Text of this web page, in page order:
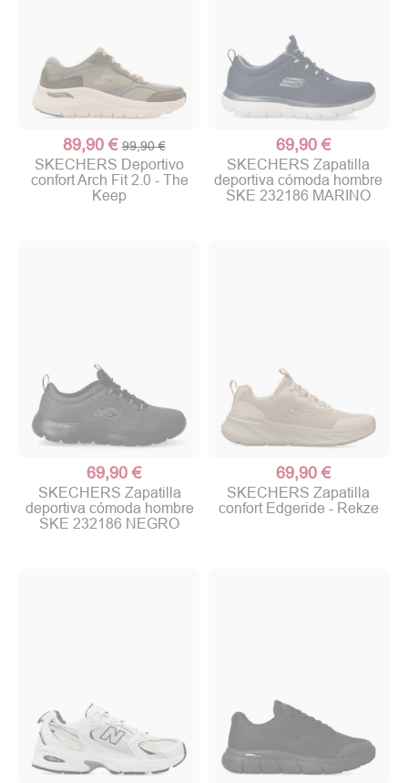
89,90 € 99,90 €
SKECHERS Deportivo
confort Arch Fit 2.0 - The
Keep
69,90 €
SKECHERS Zapatilla
deportiva cómoda hombre
SKE 232186 MARINO
69,90 €
SKECHERS Zapatilla
deportiva cómoda hombre
SKE 232186 NEGRO
69,90 €
SKECHERS Zapatilla
confort Edgeride - Rekze